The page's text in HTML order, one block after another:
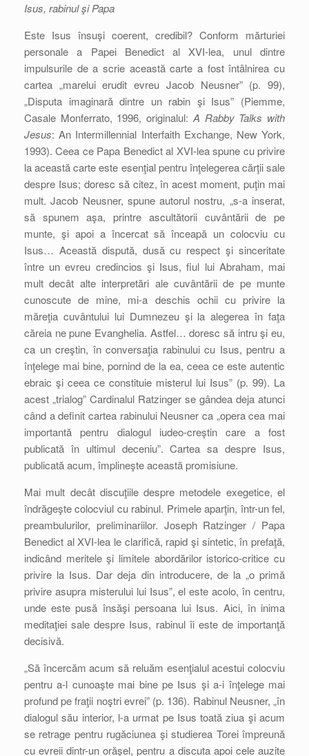
Isus, rabinul şi Papa
Este Isus însuşi coerent, credibil? Conform mărturiei
personale a Papei Benedict al XVI-lea, unul dintre
impulsurile de a scrie această carte a fost întâlnirea cu
cartea „marelui erudit evreu Jacob Neusner” (p. 99),
„Disputa imaginară dintre un rabin şi Isus” (Piemme,
Casale Monferrato, 1996, originalul: A Rabby Talks with
Jesus: An Intermillennial Interfaith Exchange, New York,
1993). Ceea ce Papa Benedict al XVI-lea spune cu privire
la această carte este esenţial pentru înţelegerea cărţii sale
despre Isus; doresc să citez, în acest moment, puţin mai
mult. Jacob Neusner, spune autorul nostru, „s-a inserat,
să spunem aşa, printre ascultătorii cuvântării de pe
munte, şi apoi a încercat să înceapă un colocviu cu
Isus… Această dispută, dusă cu respect şi sinceritate
între un evreu credincios şi Isus, fiul lui Abraham, mai
mult decât alte interpretări ale cuvântării de pe munte
cunoscute de mine, mi-a deschis ochii cu privire la
măreţia cuvântului lui Dumnezeu şi la alegerea în faţa
căreia ne pune Evanghelia. Astfel… doresc să intru şi eu,
ca un creştin, în conversaţia rabinului cu Isus, pentru a
înţelege mai bine, pornind de la ea, ceea ce este autentic
ebraic şi ceea ce constituie misterul lui Isus” (p. 99). La
acest „trialog” Cardinalul Ratzinger se gândea deja atunci
când a definit cartea rabinului Neusner ca „opera cea mai
importantă pentru dialogul iudeo-creştin care a fost
publicată în ultimul deceniu”. Cartea sa despre Isus,
publicată acum, împlineşte această promisiune.
Mai mult decât discuţiile despre metodele exegetice, el
îndrăgeşte colocviul cu rabinul. Primele aparţin, într-un fel,
preambulurilor, preliminariilor. Joseph Ratzinger / Papa
Benedict al XVI-lea le clarifică, rapid şi sintetic, în prefaţă,
indicând meritele şi limitele abordărilor istorico-critice cu
privire la Isus. Dar deja din introducere, de la „o primă
privire asupra misterului lui Isus”, el este acolo, în centru,
unde este pusă însăşi persoana lui Isus. Aici, în inima
meditaţiei sale despre Isus, rabinul îi este de importanţă
decisivă.
„Să încercăm acum să reluăm esenţialul acestui colocviu
pentru a-l cunoaşte mai bine pe Isus şi a-i înţelege mai
profund pe fraţii noştri evrei” (p. 136). Rabinul Neusner, „în
dialogul său interior, l-a urmat pe Isus toată ziua şi acum
se retrage pentru rugăciunea şi studierea Torei împreună
cu evreii dintr-un orăşel, pentru a discuta apoi cele auzite